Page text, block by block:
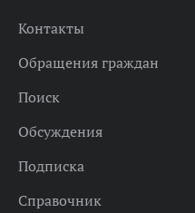
Контакты
Обращения граждан
Поиск
Обсуждения
Подписка
Справочник